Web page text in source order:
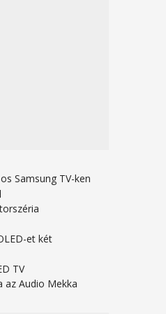
Samsung TV-ken
et két
TV
az Audio Mekka